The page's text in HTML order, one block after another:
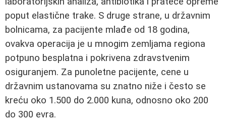
poput elastične trake. S druge strane, u državnim
bolnicama, za pacijente mlađe od 18 godina,
ovakva operacija je u mnogim zemljama regiona
potpuno besplatna i pokrivena zdravstvenim
osiguranjem. Za punoletne pacijente, cene u
državnim ustanovama su znatno niže i često se
kreću oko 1.500 do 2.000 kuna, odnosno oko 200
do 300 evra.